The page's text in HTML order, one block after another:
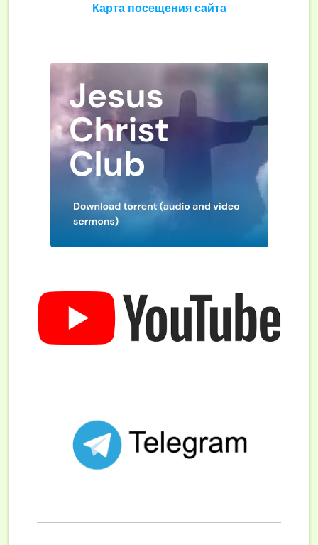
Карта посещения сайта